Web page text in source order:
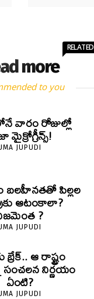
more
RELATED
to you
వారం రోజుల్లో
JUPUDI
బలహీనతతో పిల్లల
ఆటంకాలా?
?
JUPUDI
ఆ రాష్ట్రం
సంచలన నిర్ణయం
ఏంటి?
JUPUDI